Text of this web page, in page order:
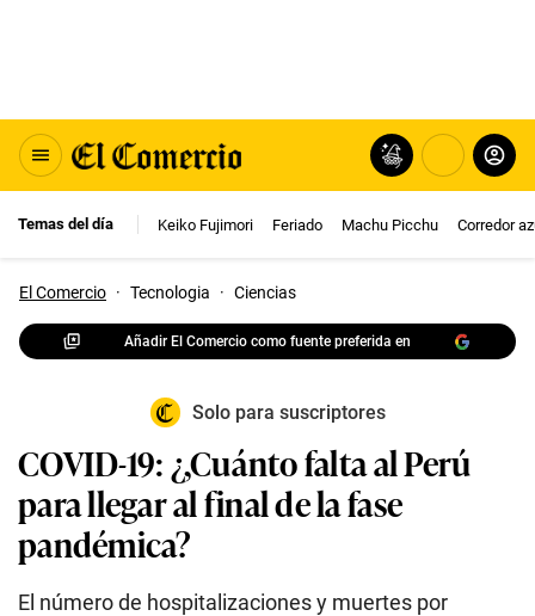
Temas del día Keiko Fujimori Feriado Machu Picchu Corredor
El Comercio · Tecnologia · Ciencias
Añadir El Comercio como fuente preferida en
Solo para suscriptores
COVID-19: ¿‚Cuánto falta al Perú
para llegar al final de la fase
pandémica?
El número de hospitalizaciones y muertes por